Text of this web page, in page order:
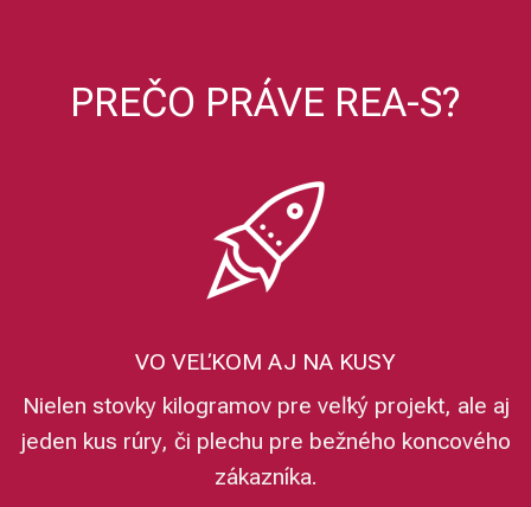
PREČO PRÁVE REA-S?
VO VEĽKOM AJ NA KUSY
Nielen stovky kilogramov pre veľký projekt, ale aj
jeden kus rúry, či plechu pre bežného koncového
zákazníka.